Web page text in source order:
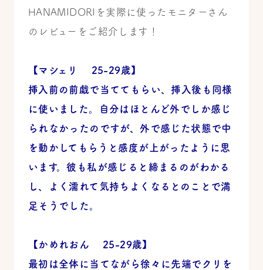
HANAMIDORIを実際に使ったモニターさん
のレビューをご紹介します！
【マシェリ 25-29歳】
挿入前の前戯で当ててもらい、挿入後も同様
に使いました。自分はほとんど外でしか感じ
られなかったのですが、外で感じた状態で中
を動かしてもらうと感度が上がったように思
います。彼も私が感じると締まるのがわかる
し、よく濡れて気持ちよくなるとのことで満
足そうでした。
【かめれおん 25-29歳】
最初は全体に当てながら徐々に先端でクリを